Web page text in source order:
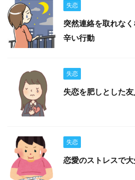
失恋
突然連絡を取れな
辛い行動
失恋
失恋を肥しとした友
失恋
恋愛のストレスで